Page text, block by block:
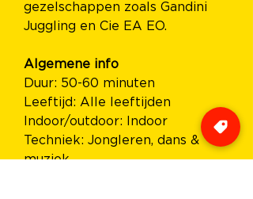
gezelschappen zoals Gandini
Juggling en Cie EA EO.
Algemene info
Duur: 50-60 minuten
Leeftijd: Alle leeftijden
Indoor/outdoor: Indoor
Techniek: Jongleren, dans &
muziek